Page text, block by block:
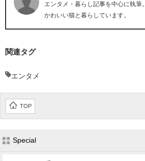
エンタメ・暮らし記事を中心に執筆
かわいい猫と暮らしています。
関連タグ
エンタメ
TOP
Special